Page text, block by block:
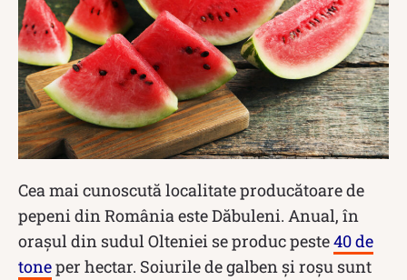
Cea mai cunoscută localitate producătoare de
pepeni din România este Dăbuleni. Anual, în
orașul din sudul Olteniei se produc peste40 de
toneper hectar. Soiurile de galben și roșu sunt